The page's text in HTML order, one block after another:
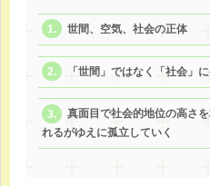
世間、空気、社会の正体
「世間」ではなく「社会」
真面目で社会的地位の高さ
れるがゆえに孤立していく